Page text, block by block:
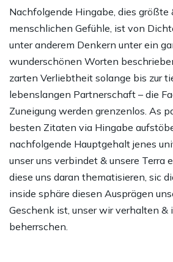
Nachfolgende Hingabe, dies
menschlichen Gefühle, ist von
unter anderem Denkern unter ein
wunderschönen Worten
zarten Verliebtheit solange bis zur
lebenslangen Partnerschaft – die
Zuneigung werden grenzenlos. As
besten Zitaten via Hingabe
nachfolgende Hauptgehalt jenes
unser uns verbindet & unsere Terra
diese uns daran thematisieren, sic
inside sphäre diesen Ausprägen
Geschenk ist, unser wir verhalten
beherrschen.